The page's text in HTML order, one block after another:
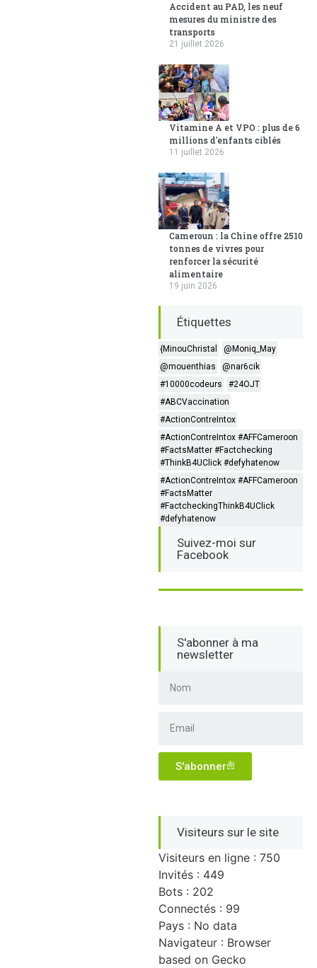
Accident au PAD, les neuf
mesures du ministre des
transports
21 juillet 2026
Vitamine A et VPO : plus de 6
millions d'enfants ciblés
11 juillet 2026
Cameroun : la Chine offre 2510
tonnes de vivres pour
renforcer la sécurité
alimentaire
19 juin 2026
Étiquettes
{MinouChristal
@Moniq_May
@mouenthias
@nar6cik
#10000codeurs
#24OJT
#ABCVaccination
#ActionContreIntox
#ActionContreIntox #AFFCameroon
#FactsMatter #Factchecking
#ThinkB4UClick #defyhatenow
#ActionContreIntox #AFFCameroon
#FactsMatter
#FactcheckingThinkB4UClick
#defyhatenow
Suivez-moi sur
Facebook
S'abonner à ma
newsletter
S'abonner
Visiteurs sur le site
Visiteurs en ligne : 750
Invités : 449
Bots : 202
Connectés : 99
Pays : No data
Navigateur : Browser
based on Gecko